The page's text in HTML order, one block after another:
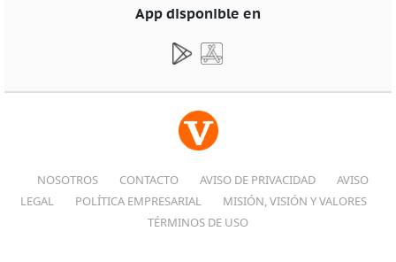
App disponible en
NOSOTROS CONTACTO AVISO DE PRIVACIDAD
AVISO
LEGAL
POLÍTICA EMPRESARIAL
MISIÓN, VISIÓN Y VALORES
TÉRMINOS DE USO